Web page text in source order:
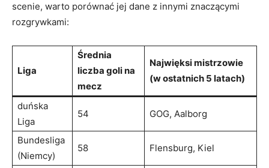
scenie, warto porównać jej dane​ z innymi znaczącymi
rozgrywkami:
Liga
Średnia⁣
liczba ⁢goli na
mecz
Najwięksi mistrzowie
(w ‌ostatnich 5 latach)
duńska
Liga
54 GOG, Aalborg
Bundesliga​
(Niemcy)
58 Flensburg, Kiel